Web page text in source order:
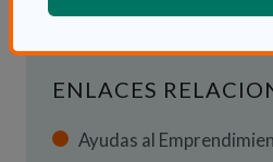
ENLACES
Ayudas al